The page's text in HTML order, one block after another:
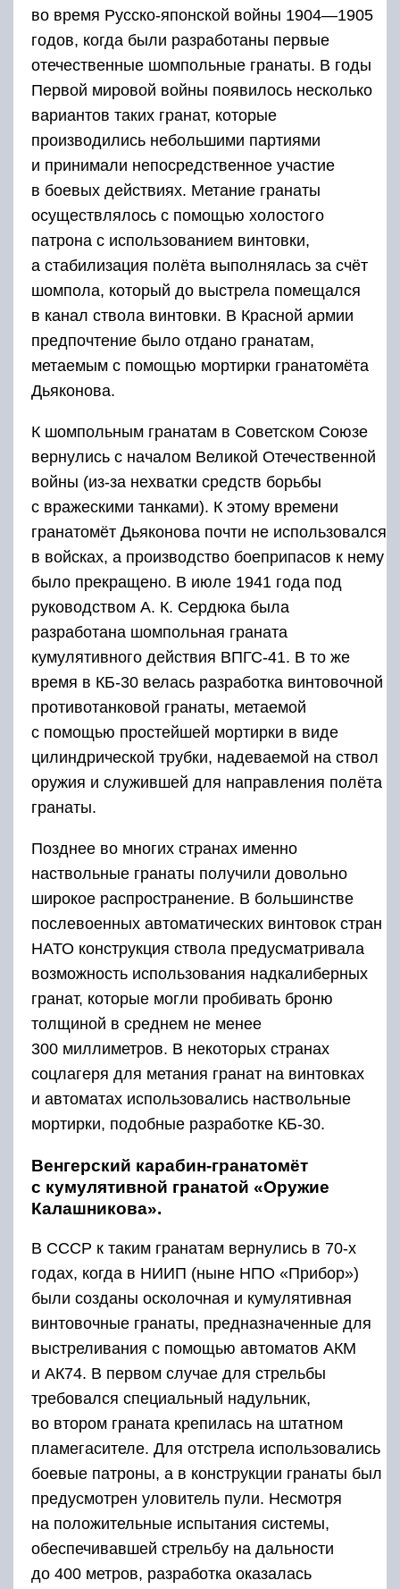
во время Русско-японской войны 1904—1905
годов, когда были разработаны первые
отечественные шомпольные гранаты. В годы
Первой мировой войны появилось несколько
вариантов таких гранат, которые
производились небольшими партиями
и принимали непосредственное участие
в боевых действиях. Метание гранаты
осуществлялось с помощью холостого
патрона с использованием винтовки,
а стабилизация полёта выполнялась за счёт
шомпола, который до выстрела помещался
в канал ствола винтовки. В Красной армии
предпочтение было отдано гранатам,
метаемым с помощью мортирки гранатомёта
Дьяконова.
К шомпольным гранатам в Советском Союзе
вернулись с началом Великой Отечественной
войны (из-за нехватки средств борьбы
с вражескими танками). К этому времени
гранатомёт Дьяконова почти не использовался
в войсках, а производство боеприпасов к нему
было прекращено. В июле 1941 года под
руководством А. К. Сердюка была
разработана шомпольная граната
кумулятивного действия ВПГС-41. В то же
время в КБ-30 велась разработка винтовочной
противотанковой гранаты, метаемой
с помощью простейшей мортирки в виде
цилиндрической трубки, надеваемой на ствол
оружия и служившей для направления полёта
гранаты.
Позднее во многих странах именно
наствольные гранаты получили довольно
широкое распространение. В большинстве
послевоенных автоматических винтовок стран
НАТО конструкция ствола предусматривала
возможность использования надкалиберных
гранат, которые могли пробивать броню
толщиной в среднем не менее
300 миллиметров. В некоторых странах
соцлагеря для метания гранат на винтовках
и автоматах использовались наствольные
мортирки, подобные разработке КБ-30.
Венгерский карабин-гранатомёт
с кумулятивной гранатой «Оружие
Калашникова».
В СССР к таким гранатам вернулись в 70-х
годах, когда в НИИП (ныне НПО «Прибор»)
были созданы осколочная и кумулятивная
винтовочные гранаты, предназначенные для
выстреливания с помощью автоматов АКМ
и АК74. В первом случае для стрельбы
требовался специальный надульник,
во втором граната крепилась на штатном
пламегасителе. Для отстрела использовались
боевые патроны, а в конструкции гранаты был
предусмотрен уловитель пули. Несмотря
на положительные испытания системы,
обеспечивавшей стрельбу на дальности
до 400 метров, разработка оказалась